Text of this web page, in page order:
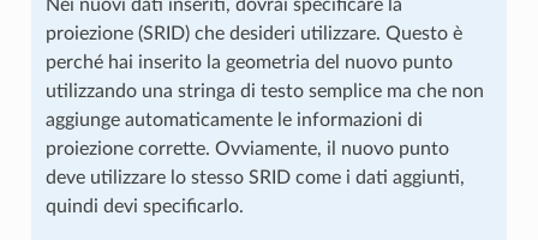
Nei nuovi dati inseriti, dovrai specificare la
proiezione (SRID) che desideri utilizzare. Questo è
perché hai inserito la geometria del nuovo punto
utilizzando una stringa di testo semplice ma che non
aggiunge automaticamente le informazioni di
proiezione corrette. Ovviamente, il nuovo punto
deve utilizzare lo stesso SRID come i dati aggiunti,
quindi devi specificarlo.